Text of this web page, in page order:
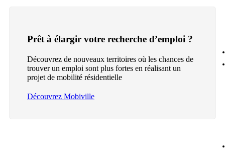
Prêt à élargir votre recherche d’emploi ?
Découvrez de nouveaux territoires où les chances de
trouver un emploi sont plus fortes en réalisant un
projet de mobilité résidentielle
Découvrez Mobiville